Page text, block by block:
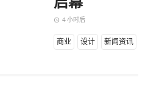
启幕
access_time 4 小时后
商业 设计 新闻资讯